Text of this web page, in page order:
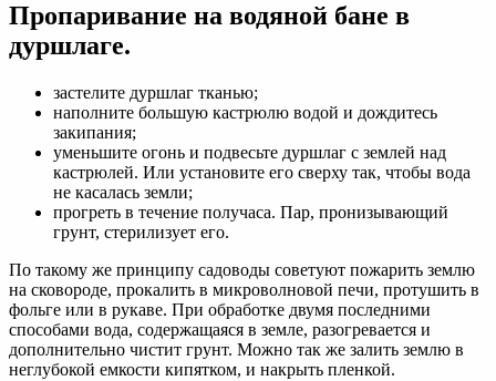
Пропаривание на водяной бане в
дуршлаге.
застелите дуршлаг тканью;
наполните большую кастрюлю водой и дождитесь
закипания;
уменьшите огонь и подвесьте дуршлаг с землей над
кастрюлей. Или установите его сверху так, чтобы вода
не касалась земли;
прогреть в течение получаса. Пар, пронизывающий
грунт, стерилизует его.
По такому же принципу садоводы советуют пожарить землю
на сковороде, прокалить в микроволновой печи, протушить в
фольге или в рукаве. При обработке двумя последними
способами вода, содержащаяся в земле, разогревается и
дополнительно чистит грунт. Можно так же залить землю в
неглубокой емкости кипятком, и накрыть пленкой.